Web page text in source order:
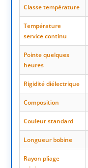
Classe température
Température
service continu
Pointe quelques
heures
Rigidité diélectrique
Composition
Couleur standard
Longueur bobine
Rayon pliage